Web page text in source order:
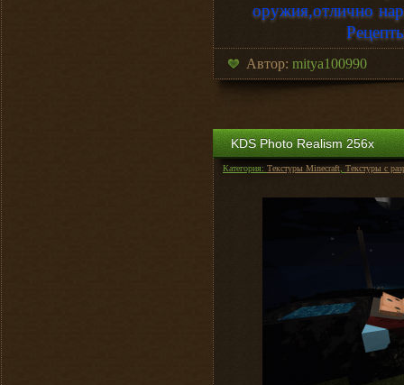
оружия,отлично
Автор: mitya100990
KDS Photo Realism 256х
Категория: Текстуры Minecraft Текстуры с